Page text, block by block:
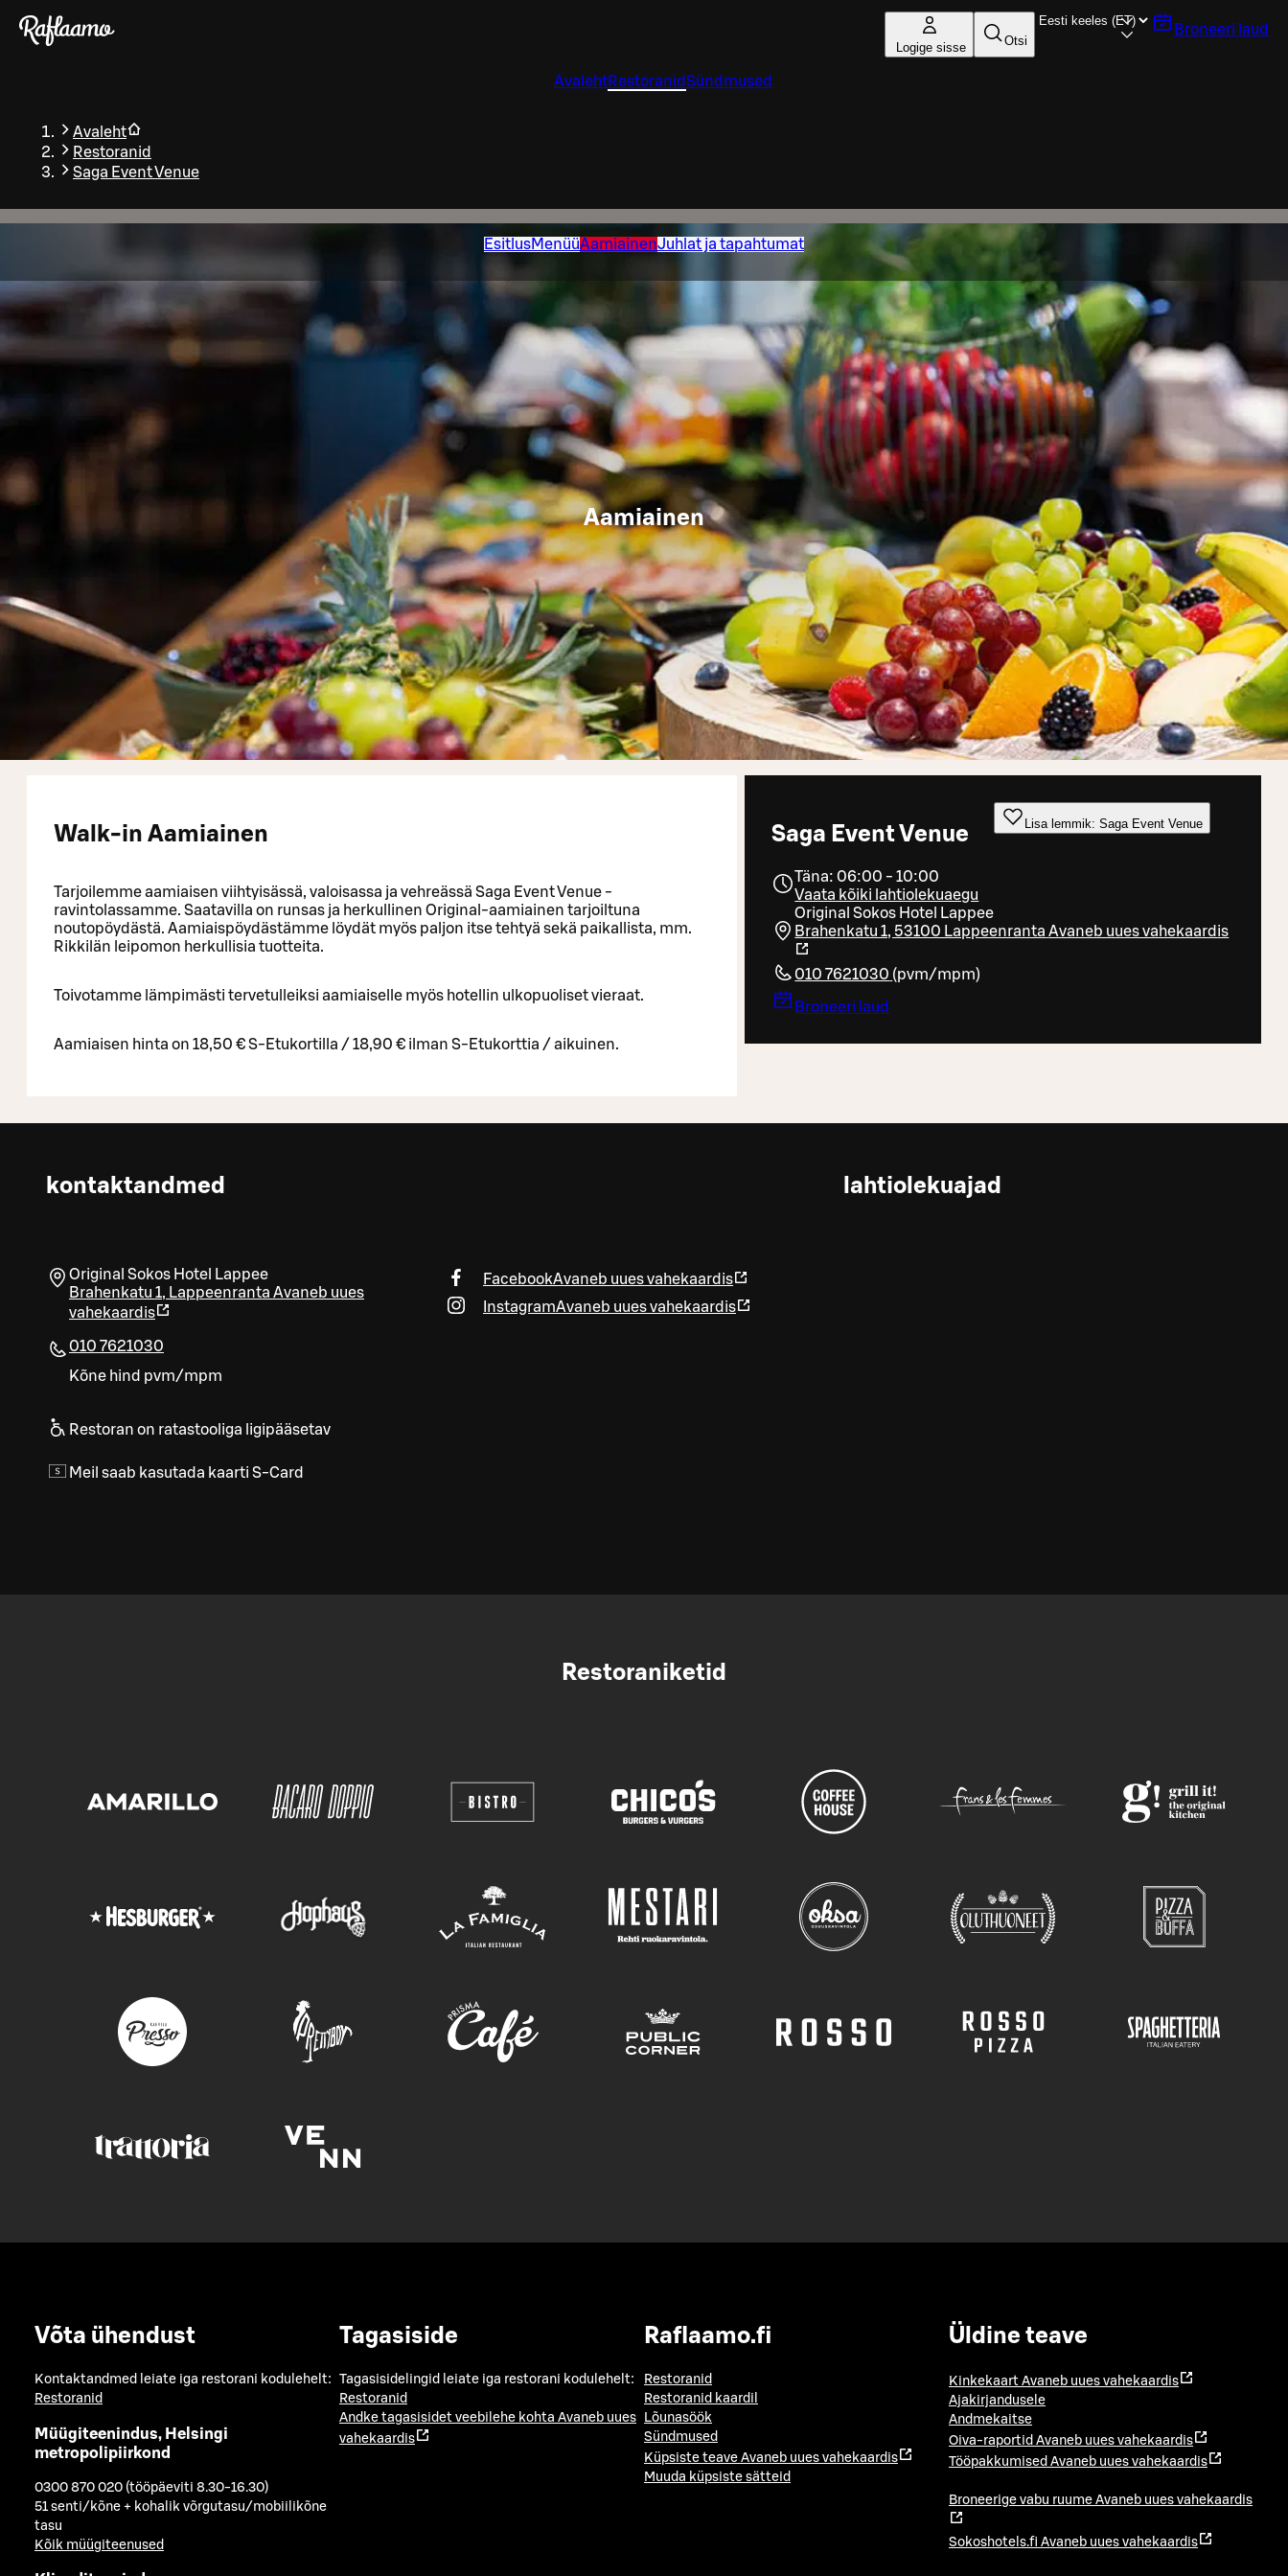
Liigu peamise sisu juurde
Logige sisse Otsi
Broneeri laud
AvalehtRestoranidSündmused
Avaleht
Restoranid
Saga Event Venue
EsitlusMenüüAamiainenJuhlat ja tapahtumat
Aamiainen
Saga Event Venue Lisa lemmik: Saga Event Venue
Täna: 06:00 - 10:00
Vaata kõiki lahtiolekuaegu
Original Sokos Hotel Lappee
Brahenkatu 1, 53100 Lappeenranta Avaneb uues vahekaardis
010 7621030 (pvm/mpm)
Broneeri laud
Walk-in Aamiainen
Tarjoilemme aamiaisen viihtyisässä, valoisassa ja vehreässä Saga Event Venue -
ravintolassamme. Saatavilla on runsas ja herkullinen Original-aamiainen tarjoiltuna
noutopöydästä. Aamiaispöydästämme löydät myös paljon itse tehtyä sekä paikallista, mm.
Rikkilän leipomon herkullisia tuotteita.
Toivotamme lämpimästi tervetulleiksi aamiaiselle myös hotellin ulkopuoliset vieraat.
Aamiaisen hinta on 18,50 € S-Etukortilla / 18,90 € ilman S-Etukorttia / aikuinen.
kontaktandmed
Original Sokos Hotel Lappee
Brahenkatu 1, Lappeenranta Avaneb uues
vahekaardis
010 7621030
Kõne hind pvm/mpm
Restoran on ratastooliga ligipääsetav
Meil saab kasutada kaarti S-Card
FacebookAvaneb uues vahekaardis
InstagramAvaneb uues vahekaardis
lahtiolekuajad
Restoraniketid
Võta ühendust
Kontaktandmed leiate iga restorani kodulehelt:
Restoranid
Müügiteenindus, Helsingi
metropolipiirkond
0300 870 020 (tööpäeviti 8.30-16.30)
51 senti/kõne + kohalik võrgutasu/mobiilikõne
tasu
Kõik müügiteenused
Tagasiside
Tagasisidelingid leiate iga restorani kodulehelt:
Restoranid
Andke tagasisidet veebilehe kohta Avaneb uues
vahekaardis
Raflaamo.fi
Restoranid
Restoranid kaardil
Lõunasöök
Sündmused
Küpsiste teave Avaneb uues vahekaardis
Muuda küpsiste sätteid
Üldine teave
Kinkekaart Avaneb uues vahekaardis
Ajakirjandusele
Andmekaitse
Oiva-raportid Avaneb uues vahekaardis
Tööpakkumised Avaneb uues vahekaardis
Broneerige vabu ruume Avaneb uues vahekaardis
Sokoshotels.fi Avaneb uues vahekaardis